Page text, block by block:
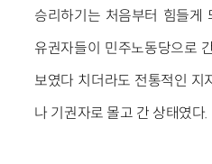
승리하기는 처음부터 힘들게
유권자들이 민주노동당으로
보였다 치더라도 전통적인 지
나 기권자로 몰고 간 상태였다.